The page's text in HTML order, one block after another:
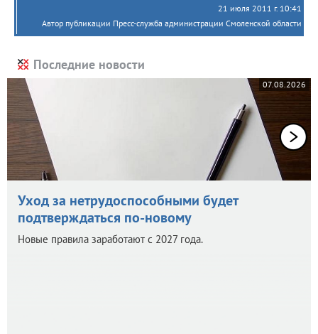
21 июля 2011 г. 10:41
Автор публикации Пресс-служба администрации Смоленской области
Последние новости
07.08.2026
Уход за нетрудоспособными будет
подтверждаться по-новому
Новые правила заработают с 2027 года.